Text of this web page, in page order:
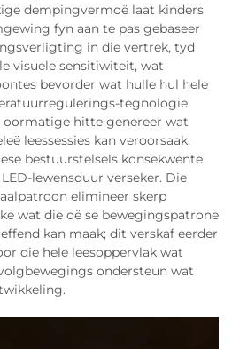
dempingvermoë laat kinders
fyn aan te pas gebaseer
in die vertrek, tyd
visuele sensitiwiteit, wat
bevorder wat hulle hul hele
tegnologie
hitte genereer wat
leessessies kan veroorsaak,
bestuurstelsels konsekwente
lewensduur verseker. Die
elimineer skerp
wat die oë se bewegingspatrone
kan maak; dit verskaf eerder
die hele leesoppervlak wat
ondersteun wat